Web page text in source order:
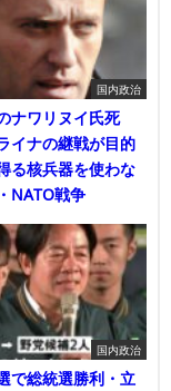
国内政治
ナワリヌイ氏死
イナの継戦が目的
る核兵器を使わな
NATO戦争
国内政治
で総統選勝利・立